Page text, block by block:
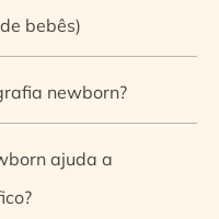
bebês)
newborn?
ajuda a